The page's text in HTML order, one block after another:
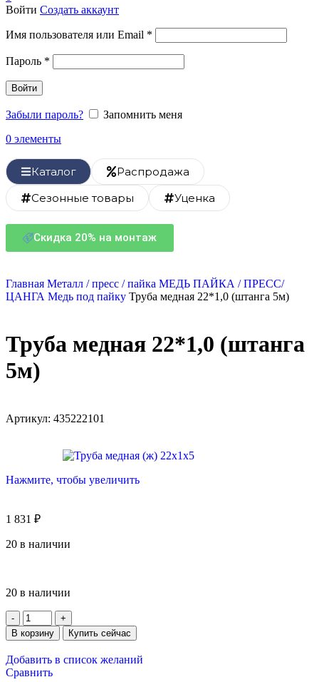
Войти Создать аккаунт
Имя пользователя или Email *
Пароль *
Войти
Забыли пароль?
Запомнить меня
0 элементы
Каталог
Распродажа
Сезонные товары
Уценка
Скидка 20% на монтаж
Главная Металл / пресс / пайка МЕДЬ ПАЙКА / ПРЕСС/
ЦАНГА Медь под пайку Труба медная 22*1,0 (штанга 5м)
Труба медная 22*1,0 (штанга
5м)
Артикул: 435222101
Нажмите, чтобы увеличить
1 831 ₽
20 в наличии
20 в наличии
В корзину Купить сейчас
Добавить в список желаний
Сравнить